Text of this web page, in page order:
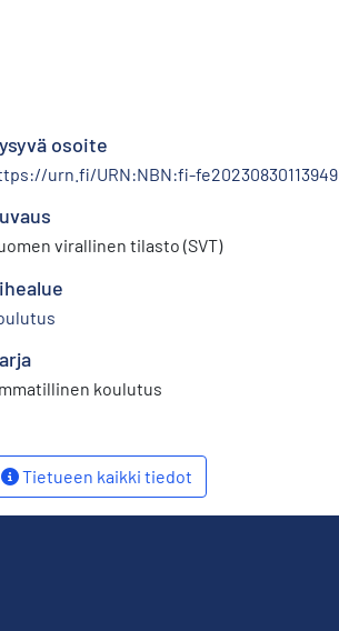
osoite
urn.fi/URN:NBN:fi-fe20230830113949
virallinen tilasto (SVT)
koulutus
Tietueen kaikki tiedot